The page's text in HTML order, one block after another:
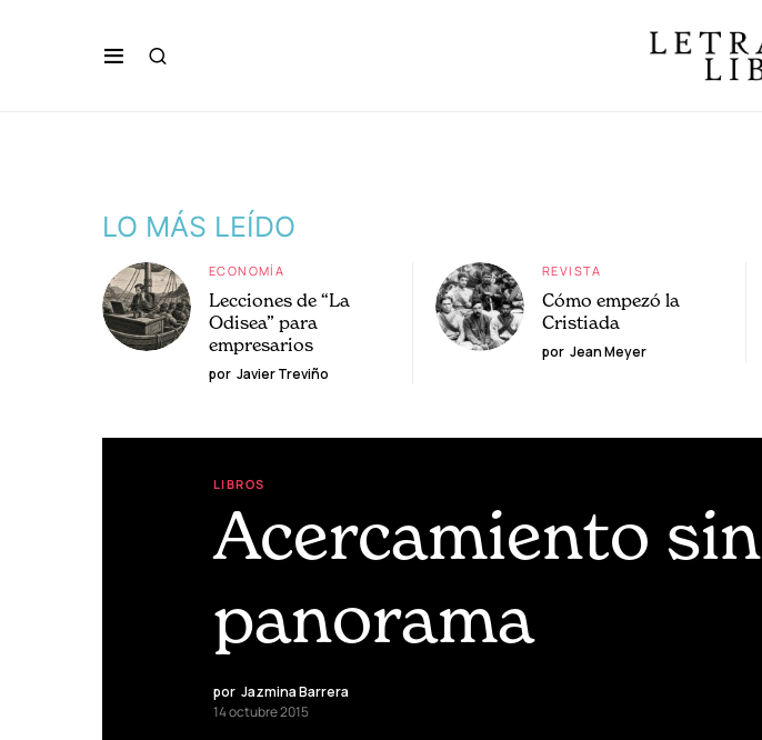
LO MÁS LEÍDO
ECONOMÍA
Lecciones de “La
Odisea” para
empresarios
por Javier Treviño
REVISTA
Cómo empezó la
Cristiada
por Jean Meyer
LIBROS
Acercamiento sin
panorama
por Jazmina Barrera
14 octubre 2015